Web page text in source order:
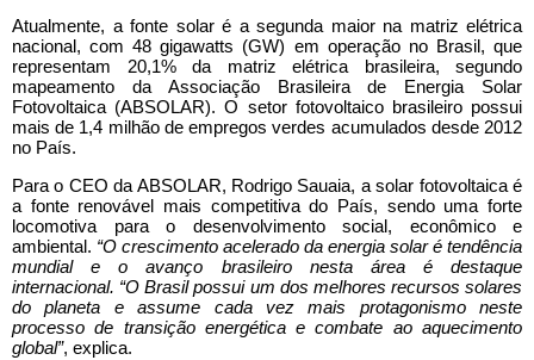
Atualmente, a fonte solar é a segunda maior na matriz elétrica
nacional, com 48 gigawatts (GW) em operação no Brasil, que
representam 20,1% da matriz elétrica brasileira, segundo
mapeamento da Associação Brasileira de Energia Solar
Fotovoltaica (ABSOLAR). O setor fotovoltaico brasileiro possui
mais de 1,4 milhão de empregos verdes acumulados desde 2012
no País.
Para o CEO da ABSOLAR, Rodrigo Sauaia, a solar fotovoltaica é
a fonte renovável mais competitiva do País, sendo uma forte
locomotiva para o desenvolvimento social, econômico e
ambiental. “O crescimento acelerado da energia solar é tendência
mundial e o avanço brasileiro nesta área é destaque
internacional. “O Brasil possui um dos melhores recursos solares
do planeta e assume cada vez mais protagonismo neste
processo de transição energética e combate ao aquecimento
global”, explica.